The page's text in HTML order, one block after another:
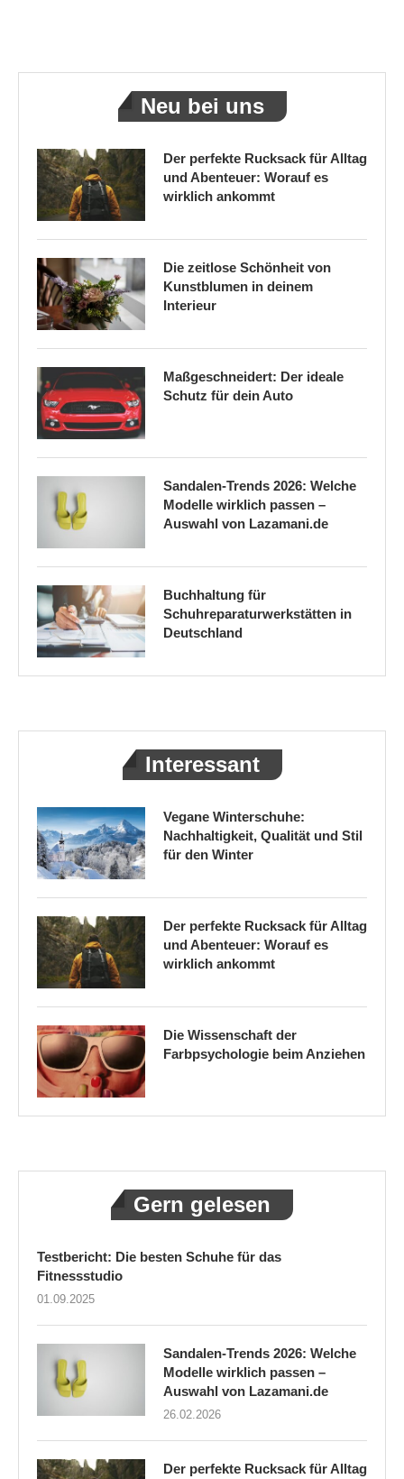
Neu bei uns
Der perfekte Rucksack für Alltag
und Abenteuer: Worauf es
wirklich ankommt
Die zeitlose Schönheit von
Kunstblumen in deinem
Interieur
Maßgeschneidert: Der ideale
Schutz für dein Auto
Sandalen-Trends 2026: Welche
Modelle wirklich passen –
Auswahl von Lazamani.de
Buchhaltung für
Schuhreparaturwerkstätten in
Deutschland
Interessant
Vegane Winterschuhe:
Nachhaltigkeit, Qualität und Stil
für den Winter
Der perfekte Rucksack für Alltag
und Abenteuer: Worauf es
wirklich ankommt
Die Wissenschaft der
Farbpsychologie beim Anziehen
Gern gelesen
Testbericht: Die besten Schuhe für das
Fitnessstudio
01.09.2025
Sandalen-Trends 2026: Welche
Modelle wirklich passen –
Auswahl von Lazamani.de
26.02.2026
Der perfekte Rucksack für Alltag